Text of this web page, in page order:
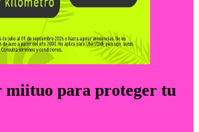
miituo para proteger tu